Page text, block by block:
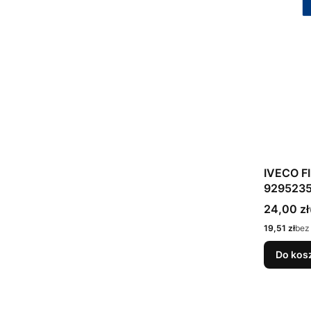
IVECO
Cena
24,00 zł
Cena netto
19,51 złbez
Do